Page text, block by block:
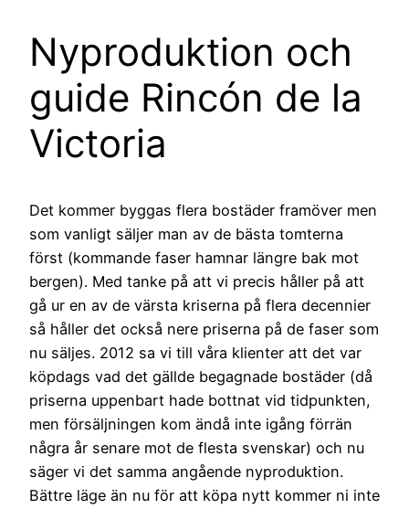
Nyproduktion och
guide Rincón de la
Victoria
Det kommer byggas flera bostäder framöver men
som vanligt säljer man av de bästa tomterna
först (kommande faser hamnar längre bak mot
bergen). Med tanke på att vi precis håller på att
gå ur en av de värsta kriserna på flera decennier
så håller det också nere priserna på de faser som
nu säljes. 2012 sa vi till våra klienter att det var
köpdags vad det gällde begagnade bostäder (då
priserna uppenbart hade bottnat vid tidpunkten,
men försäljningen kom ändå inte igång förrän
några år senare mot de flesta svenskar) och nu
säger vi det samma angående nyproduktion.
Bättre läge än nu för att köpa nytt kommer ni inte